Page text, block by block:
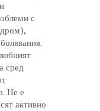
с
сред
Не е
активно